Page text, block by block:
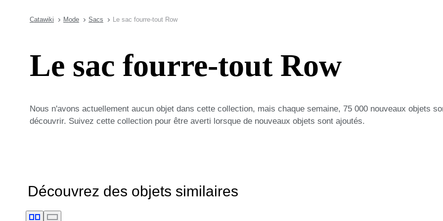
Catawiki Mode Sacs Le sac fourre-tout Row
Le sac fourre-tout Row
Nous n'avons actuellement aucun objet dans cette collection, mais chaque semaine, 75 000 nouveaux objets
découvrir. Suivez cette collection pour être averti lorsque de nouveaux objets sont ajoutés.
Découvrez des objets similaires